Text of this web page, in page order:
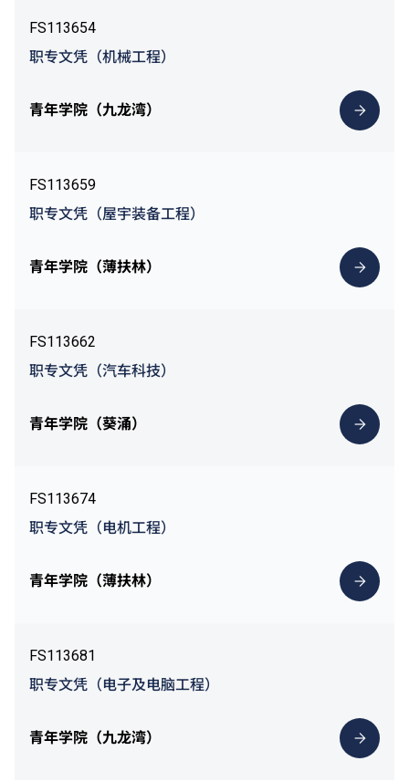
FS113654
职专文凭（机械工程）
青年学院（九龙湾）
FS113659
职专文凭（屋宇装备工程）
青年学院（薄扶林）
FS113662
职专文凭（汽车科技）
青年学院（葵涌）
FS113674
职专文凭（电机工程）
青年学院（薄扶林）
FS113681
职专文凭（电子及电脑工程）
青年学院（九龙湾）